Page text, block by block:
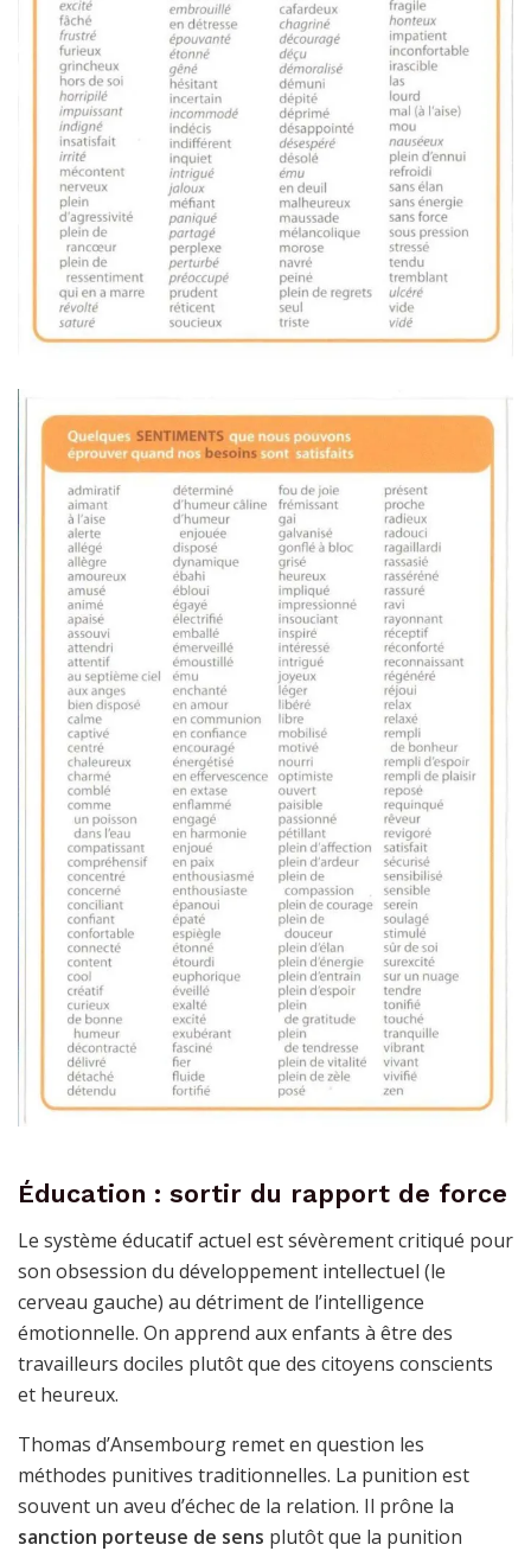
Éducation : sortir du rapport de force
Le système éducatif actuel est sévèrement critiqué pour
son obsession du développement intellectuel (le
cerveau gauche) au détriment de l’intelligence
émotionnelle. On apprend aux enfants à être des
travailleurs dociles plutôt que des citoyens conscients
et heureux.
Thomas d’Ansembourg remet en question les
méthodes punitives traditionnelles. La punition est
souvent un aveu d’échec de la relation. Il prône la
sanction porteuse de sens plutôt que la punition